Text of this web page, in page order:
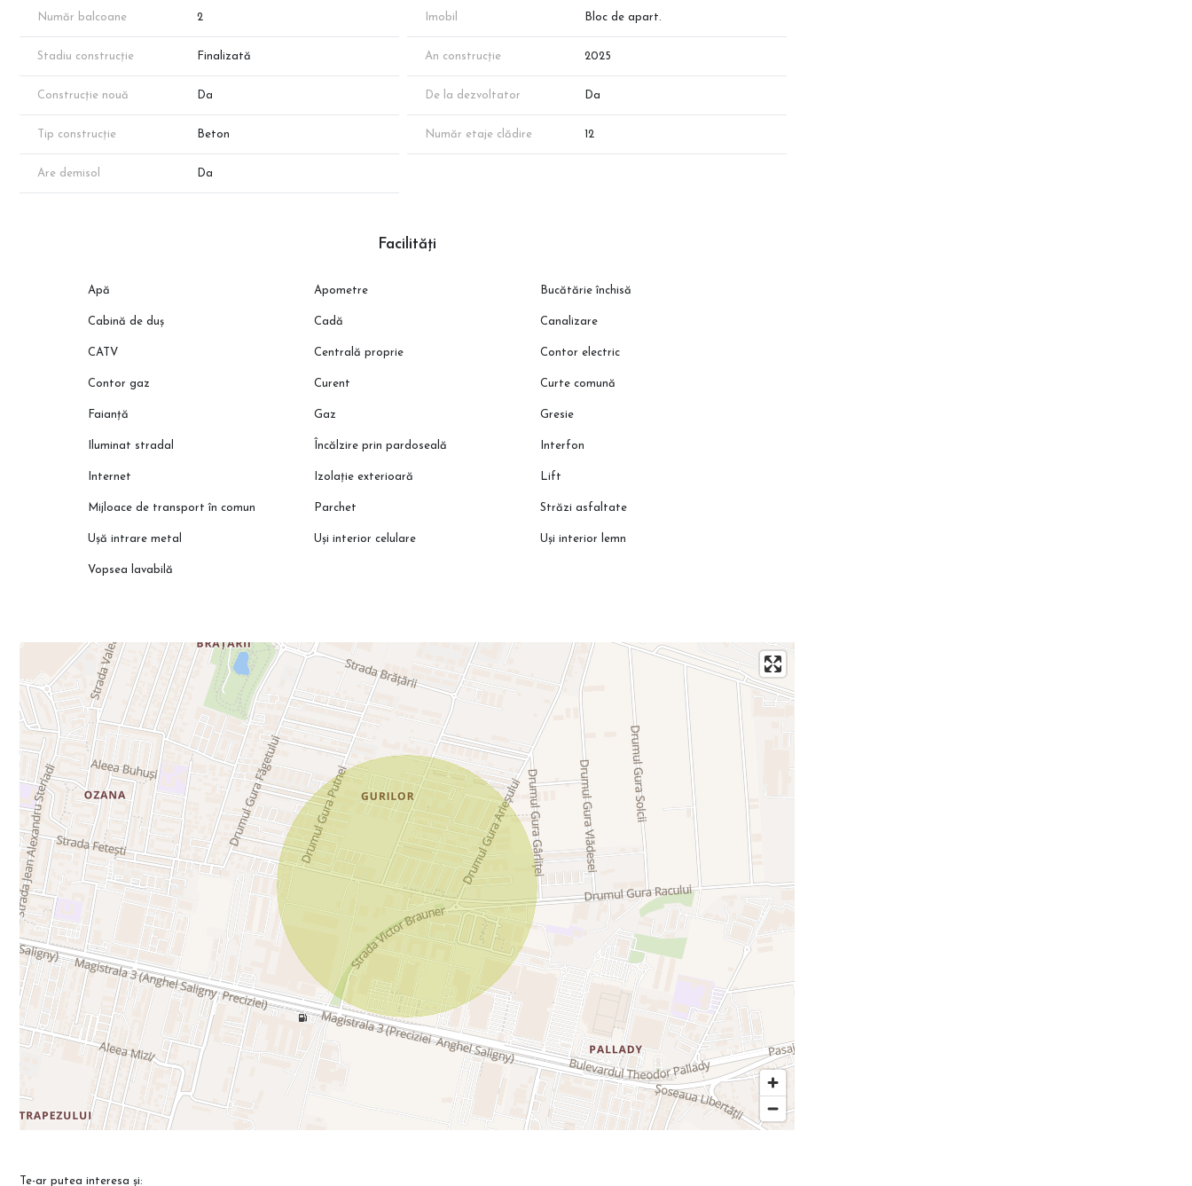
👉 Vizionați un model finisat! Contactați reprezentantul dezvoltatorului pentru programare.
Descoperă peste 1000 de opțiuni fără comision pe CleverImobiliare.ro.
Număr balcoane 2 Imobil Bloc de apart.
Stadiu construcție Finalizată An construcție 2025
Construcție nouă Da De la dezvoltator Da
Tip construcție Beton Număr etaje clădire 12
Are demisol Da
Facilități
Apă Apometre Bucătărie închisă
Cabină de duș Cadă Canalizare
CATV Centrală proprie Contor electric
Contor gaz Curent Curte comună
Faianță Gaz Gresie
Iluminat stradal Încălzire prin pardoseală Interfon
Internet Izolație exterioară Lift
Mijloace de transport în comun Parchet Străzi asfaltate
Ușă intrare metal Uși interior celulare Uși interior lemn
Vopsea lavabilă
Te-ar putea interesa și: